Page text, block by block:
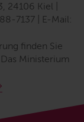
24106 Kiel |
7137 |
E-Mail:
finden Sie
Ministerium